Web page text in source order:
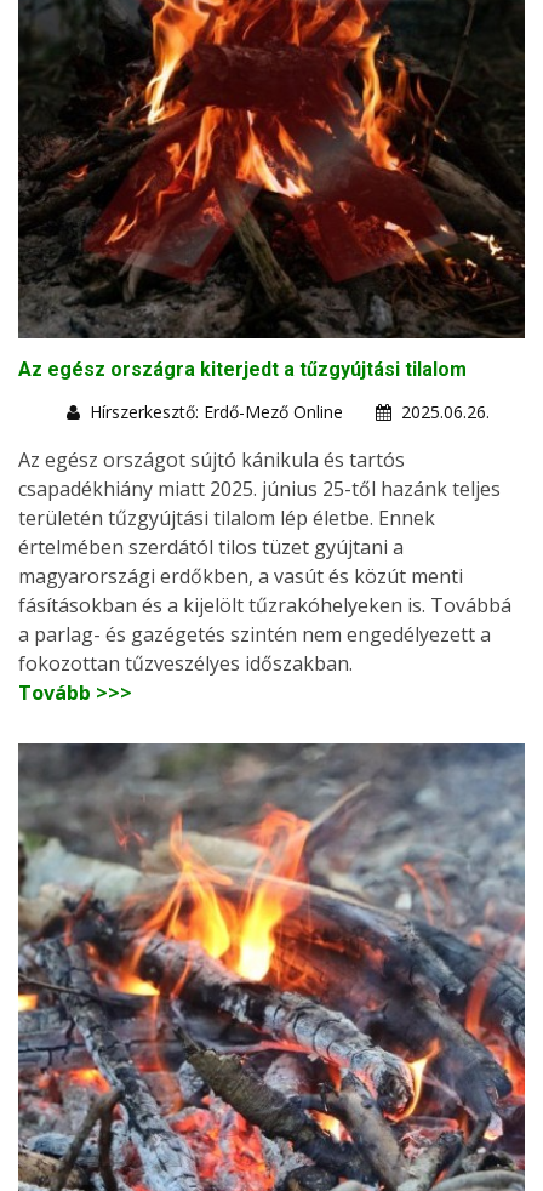
Az egész országra kiterjedt a tűzgyújtási tilalom
Hírszerkesztő: Erdő-Mező Online
2025.06.26.
Az egész országot sújtó kánikula és tartós
csapadékhiány miatt 2025. június 25-től hazánk teljes
területén tűzgyújtási tilalom lép életbe. Ennek
értelmében szerdától tilos tüzet gyújtani a
magyarországi erdőkben, a vasút és közút menti
fásításokban és a kijelölt tűzrakóhelyeken is. Továbbá
a parlag- és gazégetés szintén nem engedélyezett a
fokozottan tűzveszélyes időszakban.
Tovább >>>